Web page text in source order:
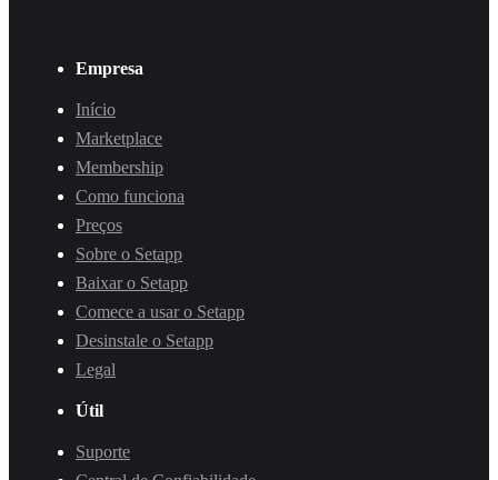
Empresa
Início
Marketplace
Membership
Como funciona
Preços
Sobre o Setapp
Baixar o Setapp
Comece a usar o Setapp
Desinstale o Setapp
Legal
Útil
Suporte